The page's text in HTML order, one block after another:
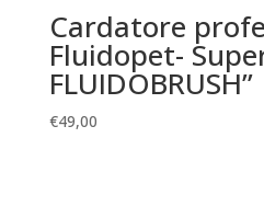
Cardatore
Fluidopet-
FLUIDOBRUSH”
€49,00